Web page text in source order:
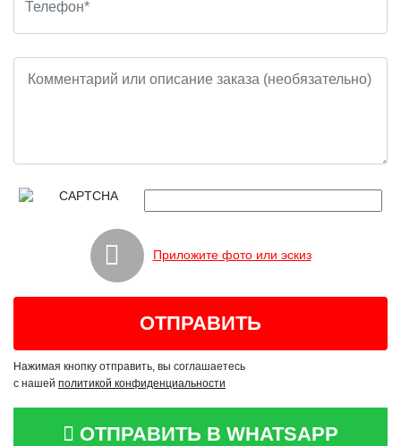
Приложите фото или эскиз
Нажимая кнопку отправить, вы соглашаетесь
с нашей политикой конфиденциальности
ОТПРАВИТЬ В WHATSAPP